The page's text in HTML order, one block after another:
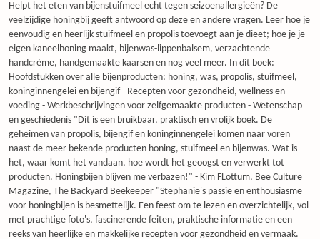
Helpt het eten van bijenstuifmeel echt tegen seizoenallergieën? De
veelzijdige honingbij geeft antwoord op deze en andere vragen. Leer hoe je
eenvoudig en heerlijk stuifmeel en propolis toevoegt aan je dieet; hoe je je
eigen kaneelhoning maakt, bijenwas-lippenbalsem, verzachtende
handcrème, handgemaakte kaarsen en nog veel meer. In dit boek:
Hoofdstukken over alle bijenproducten: honing, was, propolis, stuifmeel,
koninginnengelei en bijengif - Recepten voor gezondheid, wellness en
voeding - Werkbeschrijvingen voor zelfgemaakte producten - Wetenschap
en geschiedenis "Dit is een bruikbaar, praktisch en vrolijk boek. De
geheimen van propolis, bijengif en koninginnengelei komen naar voren
naast de meer bekende producten honing, stuifmeel en bijenwas. Wat is
het, waar komt het vandaan, hoe wordt het geoogst en verwerkt tot
producten. Honingbijen blijven me verbazen!" - Kim FLottum, Bee Culture
Magazine, The Backyard Beekeeper "Stephanie's passie en enthousiasme
voor honingbijen is besmettelijk. Een feest om te lezen en overzichtelijk, vol
met prachtige foto's, fascinerende feiten, praktische informatie en een
reeks van heerlijke en makkelijke recepten voor gezondheid en vermaak.